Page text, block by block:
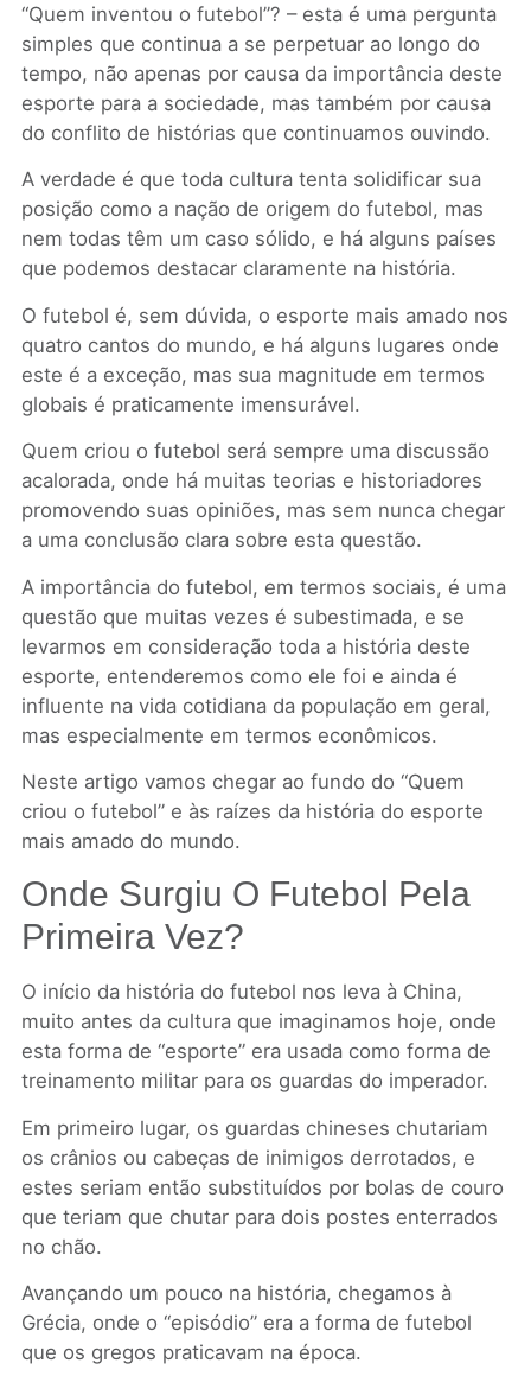
“Quem inventou o futebol”? – esta é uma pergunta
simples que continua a se perpetuar ao longo do
tempo, não apenas por causa da importância deste
esporte para a sociedade, mas também por causa
do conflito de histórias que continuamos ouvindo.
A verdade é que toda cultura tenta solidificar sua
posição como a nação de origem do futebol, mas
nem todas têm um caso sólido, e há alguns países
que podemos destacar claramente na história.
O futebol é, sem dúvida, o esporte mais amado nos
quatro cantos do mundo, e há alguns lugares onde
este é a exceção, mas sua magnitude em termos
globais é praticamente imensurável.
Quem criou o futebol será sempre uma discussão
acalorada, onde há muitas teorias e historiadores
promovendo suas opiniões, mas sem nunca chegar
a uma conclusão clara sobre esta questão.
A importância do futebol, em termos sociais, é uma
questão que muitas vezes é subestimada, e se
levarmos em consideração toda a história deste
esporte, entenderemos como ele foi e ainda é
influente na vida cotidiana da população em geral,
mas especialmente em termos econômicos.
Neste artigo vamos chegar ao fundo do “Quem
criou o futebol” e às raízes da história do esporte
mais amado do mundo.
Onde Surgiu O Futebol Pela
Primeira Vez?
O início da história do futebol nos leva à China,
muito antes da cultura que imaginamos hoje, onde
esta forma de “esporte” era usada como forma de
treinamento militar para os guardas do imperador.
Em primeiro lugar, os guardas chineses chutariam
os crânios ou cabeças de inimigos derrotados, e
estes seriam então substituídos por bolas de couro
que teriam que chutar para dois postes enterrados
no chão.
Avançando um pouco na história, chegamos à
Grécia, onde o “episódio” era a forma de futebol
que os gregos praticavam na época.